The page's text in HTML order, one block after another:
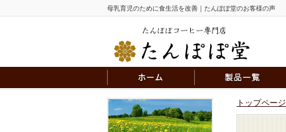
母乳育児のために食生活を改善｜たんぽぽ堂のお客様の声
トップページ